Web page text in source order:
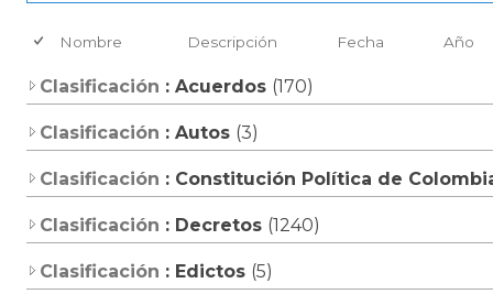
Nombre Descripción Fecha Año
Clasificación : Acuerdos (170)
Clasificación : Autos (3)
Clasificación : Constitución Política de
Clasificación : Decretos (1240)
Clasificación : Edictos (5)